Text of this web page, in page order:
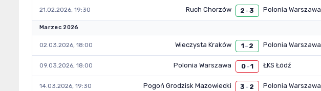
21.02.2026, 19:30 Ruch Chorzów 2 –3 Polonia Warszawa
Marzec 2026
02.03.2026, 18:00 Wieczysta Kraków 1– 2 Polonia Warszawa
09.03.2026, 18:00 Polonia Warszawa 0–1 ŁKS Łódź
14.03.2026, 19:30 Pogoń Grodzisk Mazowiecki 3 – 2 Polonia Warszawa